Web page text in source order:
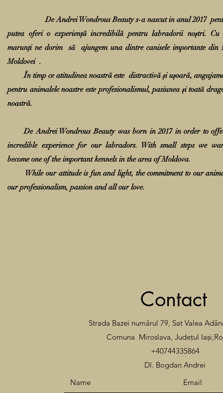
De Andrei Wondrous Beauty s-a nascut in anul 2017
putea oferi o experiență incredibilă pentru labradorii noștri. Cu
marunți ne dorim să ajungem una dintre canisele importante din
Moldovei .
În timp ce atitudinea noastră este distractivă și ușoară,
pentru animalele noastre este profesionalismul, pasiunea și toată
noastră.
De Andrei Wondrous Beauty was born in 2017 in order to
incredible experience for our labradors. With small steps we
become one of the important kennels in the area of ​​Moldova.
While our attitude is fun and light, the commitment to our
our professionalism, passion and all our love.
Contact
Strada Bazei numărul 79, Sat Valea
Comuna Miroslava, Județul
+40744335864
Dl. Bogdan Andrei